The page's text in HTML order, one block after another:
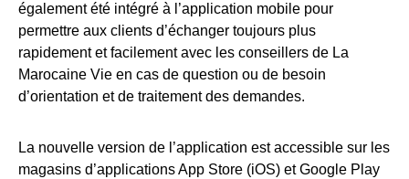
également été intégré à l’application mobile pour
permettre aux clients d’échanger toujours plus
rapidement et facilement avec les conseillers de La
Marocaine Vie en cas de question ou de besoin
d’orientation et de traitement des demandes.
La nouvelle version de l’application est accessible sur les
magasins d’applications App Store (iOS) et Google Play